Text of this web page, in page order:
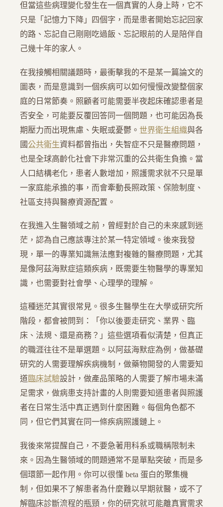
但當這些病理變化發生在一個真實的人身上時，它不
只是「記憶力下降」四個字，而是患者開始忘記回家
的路、忘記自己剛剛吃過飯、忘記眼前的人是陪伴自
己幾十年的家人。
在我接觸相關議題時，最衝擊我的不是某一篇論文的
圖表，而是意識到一個疾病可以如何慢慢改變整個家
庭的日常節奏。照顧者可能需要半夜起床確認患者是
否安全，可能要反覆回答同一個問題，也可能因為長
期壓力而出現焦慮、失眠或憂鬱。 世界衛生組織與各
國公共衛生資料都曾指出，失智症不只是醫療問題，
也是全球高齡化社會下非常沉重的公共衛生負擔。當
人口結構老化，患者人數增加，照護需求就不只是單
一家庭能承擔的事，而會牽動長照政策、保險制度、
社區支持與醫療資源配置。
在我進入生醫領域之前，曾經對於自己的未來感到迷
茫，認為自己應該專注於某一特定領域。後來我發
現，單一的專業知識無法應對複雜的醫療問題，尤其
是像阿茲海默症這類疾病，既需要生物醫學的專業知
識，也需要對社會學、心理學的理解。
這種迷茫其實很常見。很多生醫學生在大學或研究所
階段，都會被問到：「你以後要走研究、業界、臨
床、法規、還是商務？」這些選項看似清楚，但真正
的職涯往往不是單選題。以阿茲海默症為例，做基礎
研究的人需要理解疾病機制，做藥物開發的人需要知
道臨床試驗設計，做產品策略的人需要了解市場未滿
足需求，做病患支持計畫的人則需要知道患者與照護
者在日常生活中真正遇到什麼困難。每個角色都不
同，但它們其實在同一條疾病照護鏈上。
我後來常提醒自己，不要急著用科系或職稱限制未
來。因為生醫領域的問題通常不是單點突破，而是多
個環節一起作用。你可以很懂 beta 蛋白的聚集機
制，但如果不了解患者為什麼難以早期就醫，或不了
解臨床診斷流程的瓶頸，你的研究就可能離真實需求